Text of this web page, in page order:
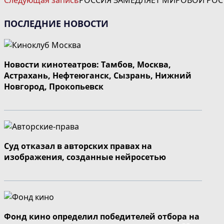
ПОСЛЕДНИЕ НОВОСТИ
Новости кинотеатров: Тамбов, Москва,
Астрахань, Нефтеюганск, Сызрань, Нижний
Новгород, Прокопьевск
Суд отказал в авторских правах на
изображения, созданные нейросетью
Фонд кино определил победителей отбора на